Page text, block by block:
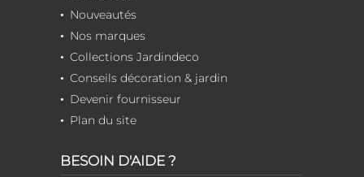
Nouveautés
Nos marques
Collections Jardindeco
Conseils décoration & jardin
Devenir fournisseur
Plan du site
BESOIN D'AIDE ?